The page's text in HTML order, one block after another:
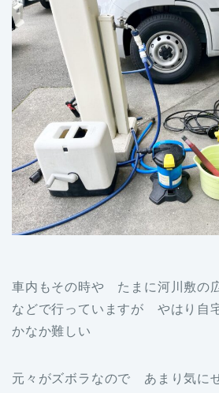
車内もその時や たまに河川敷の
などで行っていますが やはり自
かなか難しい
元々がズボラなので あまり気に